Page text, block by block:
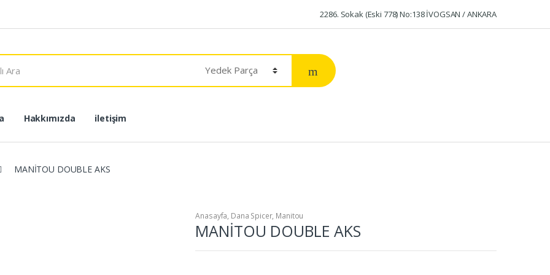
2286. Sokak (Eski 778) No:138 İVOGSAN / ANKARA
Hakkımızda iletişim
MANİTOU DOUBLE AKS
Anasayfa, Dana Spicer, Manitou
MANİTOU DOUBLE AKS